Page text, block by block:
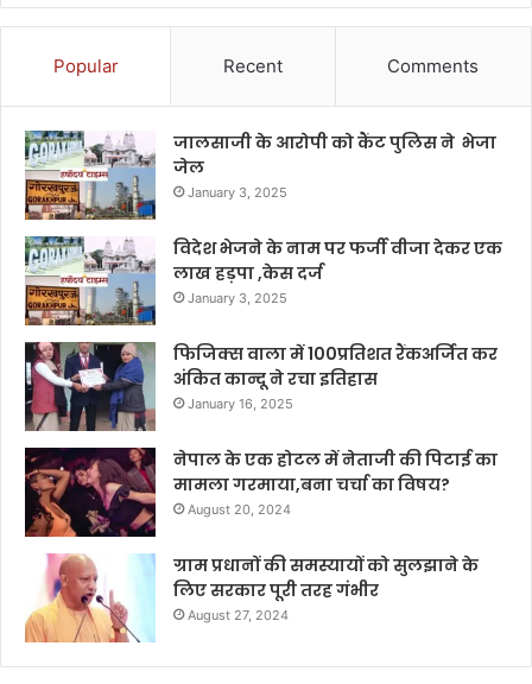
Popular Recent Comments
जालसाजी के आरोपी को कैंट पुलिस ने भेजा
जेल
January 3, 2025
विदेश भेजने के नाम पर फर्जी वीजा देकर एक
लाख हड़पा ,केस दर्ज
January 3, 2025
फिजिक्स वाला में 100प्रतिशत रैंकअर्जित कर
अंकित कान्दू ने रचा इतिहास
January 16, 2025
नेपाल के एक होटल में नेताजी की पिटाई का
मामला गरमाया,बना चर्चा का विषय?
August 20, 2024
ग्राम प्रधानों की समस्यायों को सुलझाने के
लिए सरकार पूरी तरह गंभीर
August 27, 2024